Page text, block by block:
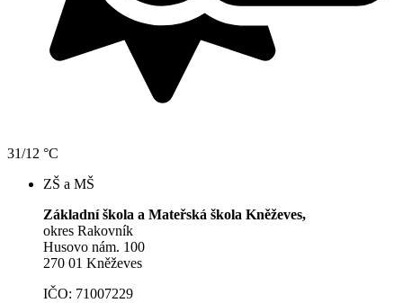
31/12 °C
ZŠ a MŠ
Základní škola a Mateřská škola Kněževes,
okres Rakovník
Husovo nám. 100
270 01 Kněževes
IČO: 71007229